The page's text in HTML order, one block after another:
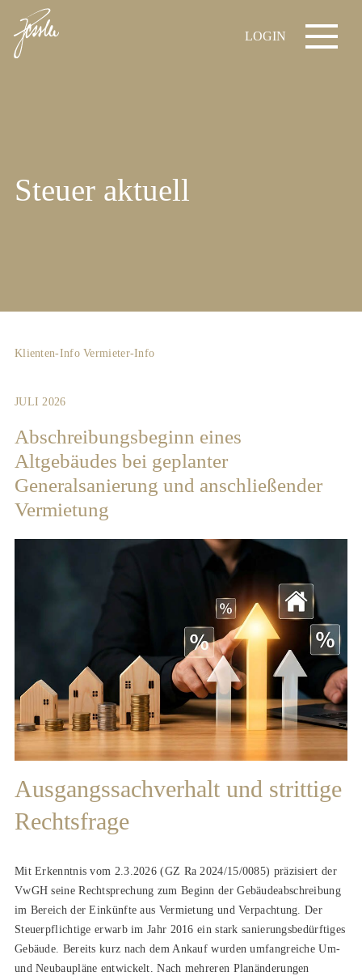
LOGIN
Steuer aktuell
Klienten-Info Vermieter-Info
JULI 2026
Abschreibungsbeginn eines
Altgebäudes bei geplanter
Generalsanierung und anschließender
Vermietung
Ausgangssachverhalt und strittige
Rechtsfrage
Mit Erkenntnis vom 2.3.2026 (GZ Ra 2024/15/0085) präzisiert der
VwGH seine Rechtsprechung zum Beginn der Gebäudeabschreibung
im Bereich der Einkünfte aus Vermietung und Verpachtung. Der
Steuerpflichtige erwarb im Jahr 2016 ein stark sanierungsbedürftiges
Gebäude. Bereits kurz nach dem Ankauf wurden umfangreiche Um-
und Neubaupläne entwickelt. Nach mehreren Planänderungen